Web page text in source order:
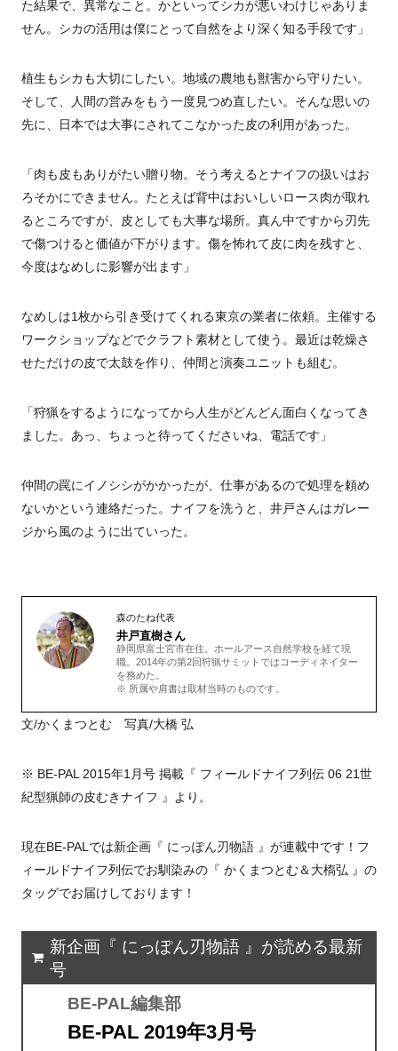
た結果で、異常なこと。かといってシカが悪いわけじゃありま
せん。シカの活用は僕にとって自然をより深く知る手段です」
植生もシカも大切にしたい。地域の農地も獣害から守りたい。
そして、人間の営みをもう一度見つめ直したい。そんな思いの
先に、日本では大事にされてこなかった皮の利用があった。
「肉も皮もありがたい贈り物。そう考えるとナイフの扱いはお
ろそかにできません。たとえば背中はおいしいロース肉が取れ
るところですが、皮としても大事な場所。真ん中ですから刃先
で傷つけると価値が下がります。傷を怖れて皮に肉を残すと、
今度はなめしに影響が出ます」
なめしは1枚から引き受けてくれる東京の業者に依頼。主催する
ワークショップなどでクラフト素材として使う。最近は乾燥さ
せただけの皮で太鼓を作り、仲間と演奏ユニットも組む。
「狩猟をするようになってから人生がどんどん面白くなってき
ました。あっ、ちょっと待ってくださいね、電話です」
仲間の罠にイノシシがかかったが、仕事があるので処理を頼め
ないかという連絡だった。ナイフを洗うと、井戸さんはガレー
ジから風のように出ていった。
森のたね代表
井戸直樹さん
静岡県富士宮市在住。ホールアース自然学校を経て現
職。2014年の第2回狩猟サミットではコーディネイター
を務めた。
※ 所属や肩書は取材当時のものです。
文/かくまつとむ 写真/大橋 弘
※ BE-PAL 2015年1月号 掲載『 フィールドナイフ列伝 06 21世
紀型猟師の皮むきナイフ 』より。
現在BE-PALでは新企画『 にっぽん刃物語 』が連載中です！フ
ィールドナイフ列伝でお馴染みの『 かくまつとむ＆大槗弘 』の
タッグでお届けしております！
新企画『 にっぽん刃物語 』が読める最新
号
BE-PAL編集部
BE-PAL 2019年3月号